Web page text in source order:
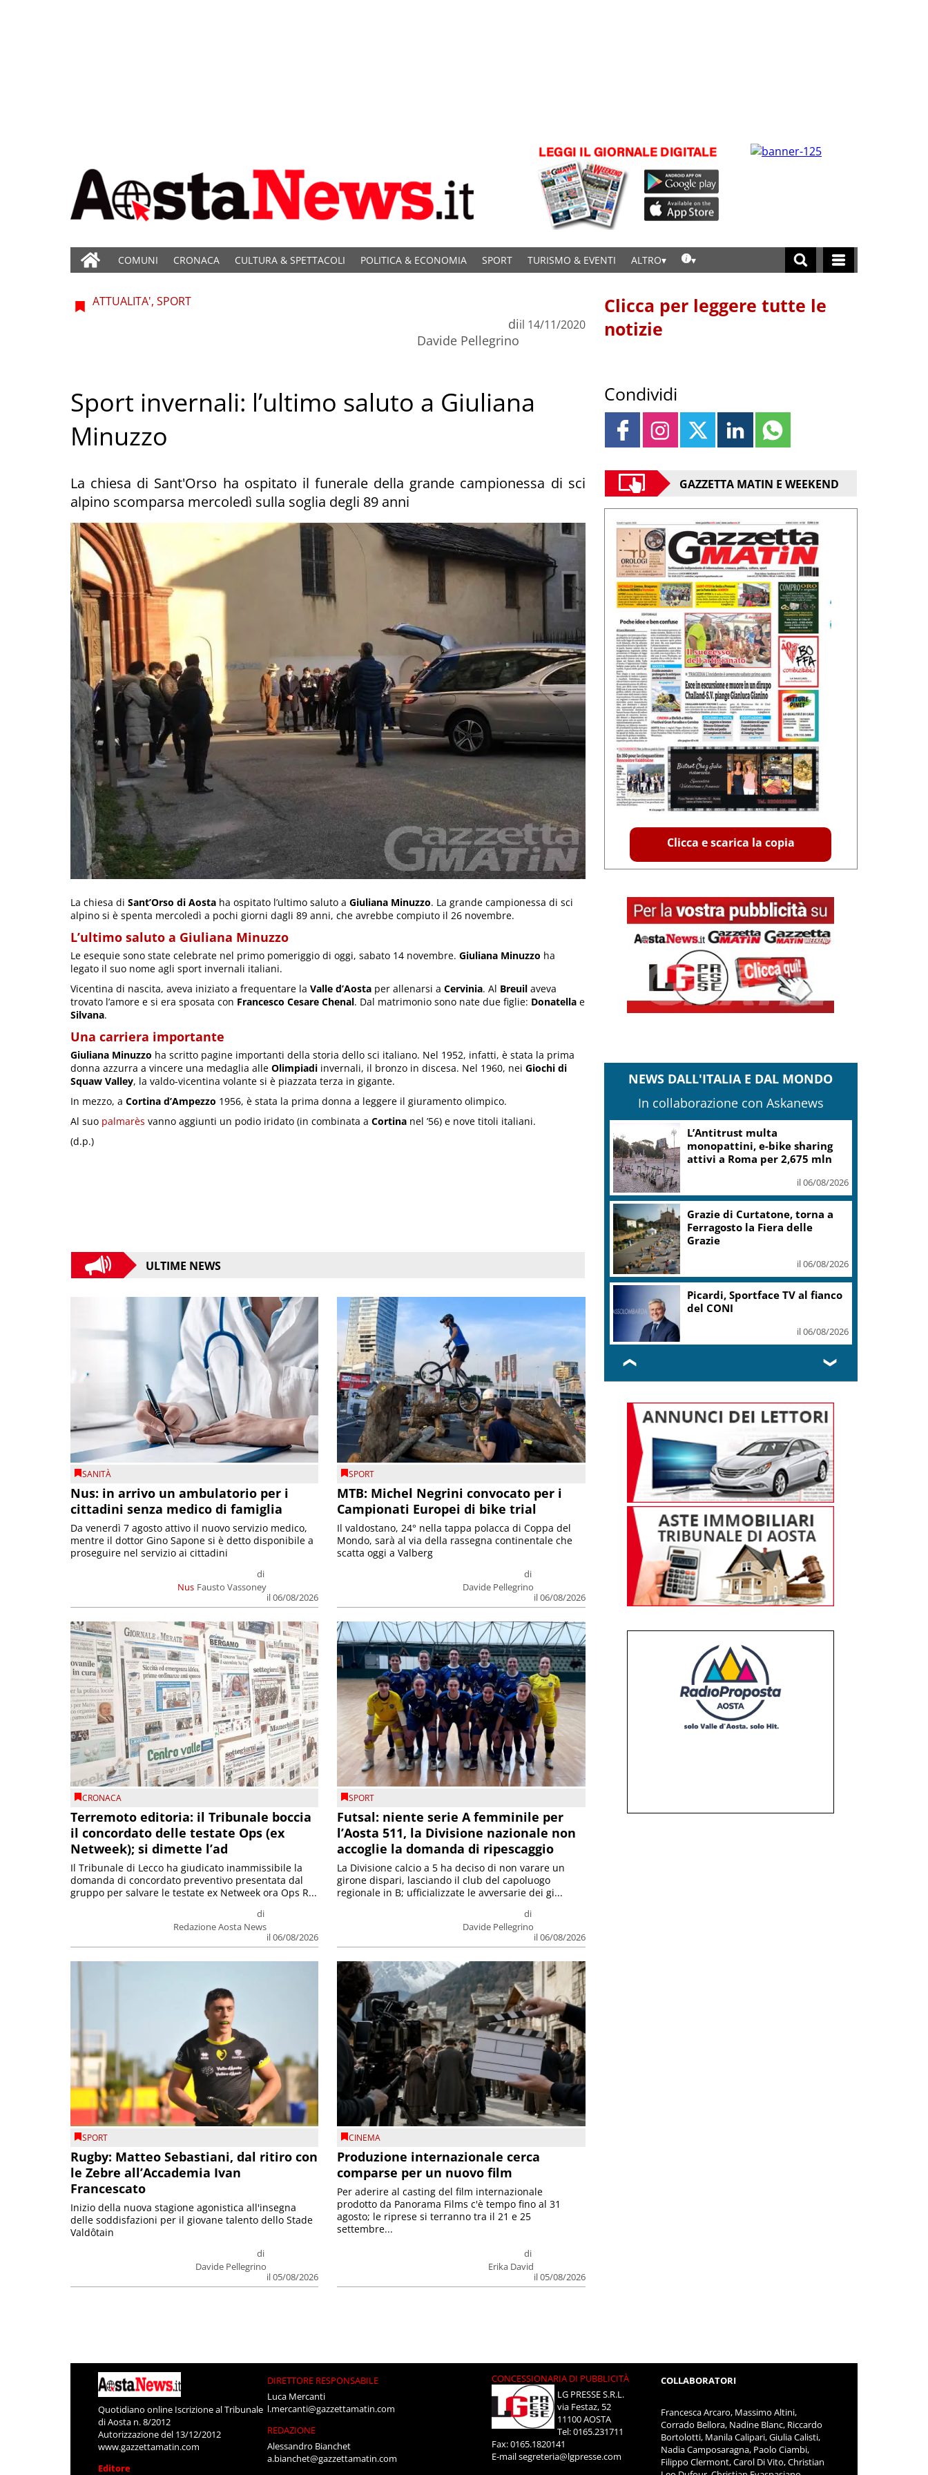
COMUNI CRONACA CULTURA & SPETTACOLI POLITICA & ECONOMIA SPORT TURISMO & EVENTI ALTRO
ATTUALITA', SPORT
di
Davide Pellegrino
il 14/11/2020
Sport invernali: l’ultimo saluto a Giuliana
Minuzzo
La chiesa di Sant'Orso ha ospitato il funerale della grande campionessa di sci
alpino scomparsa mercoledì sulla soglia degli 89 anni
La chiesa di Sant’Orso di Aosta ha ospitato l’ultimo saluto a Giuliana Minuzzo. La grande campionessa di sci
alpino si è spenta mercoledì a pochi giorni dagli 89 anni, che avrebbe compiuto il 26 novembre.
L’ultimo saluto a Giuliana Minuzzo
Le esequie sono state celebrate nel primo pomeriggio di oggi, sabato 14 novembre. Giuliana Minuzzo ha
legato il suo nome agli sport invernali italiani.
Vicentina di nascita, aveva iniziato a frequentare la Valle d’Aosta per allenarsi a Cervinia. Al Breuil aveva
trovato l’amore e si era sposata con Francesco Cesare Chenal. Dal matrimonio sono nate due figlie: Donatella e
Silvana.
Una carriera importante
Giuliana Minuzzo ha scritto pagine importanti della storia dello sci italiano. Nel 1952, infatti, è stata la prima
donna azzurra a vincere una medaglia alle Olimpiadi invernali, il bronzo in discesa. Nel 1960, nei Giochi di
Squaw Valley, la valdo-vicentina volante si è piazzata terza in gigante.
In mezzo, a Cortina d’Ampezzo 1956, è stata la prima donna a leggere il giuramento olimpico.
Al suo palmarès vanno aggiunti un podio iridato (in combinata a Cortina nel ’56) e nove titoli italiani.
(d.p.)
ULTIME NEWS
SANITÀ
Nus: in arrivo un ambulatorio per i
cittadini senza medico di famiglia
Nus
di
Fausto Vassoney
il 06/08/2026
Da venerdì 7 agosto attivo il nuovo servizio medico,
mentre il dottor Gino Sapone si è detto disponibile a
proseguire nel servizio ai cittadini
SPORT
MTB: Michel Negrini convocato per i
Campionati Europei di bike trial
di
Davide Pellegrino
il 06/08/2026
Il valdostano, 24° nella tappa polacca di Coppa del
Mondo, sarà al via della rassegna continentale che
scatta oggi a Valberg
CRONACA
Terremoto editoria: il Tribunale boccia
il concordato delle testate Ops (ex
Netweek); si dimette l’ad
di
Redazione Aosta News
il 06/08/2026
Il Tribunale di Lecco ha giudicato inammissibile la
domanda di concordato preventivo presentata dal
gruppo per salvare le testate ex Netweek ora Ops R...
SPORT
Futsal: niente serie A femminile per
l’Aosta 511, la Divisione nazionale non
accoglie la domanda di ripescaggio
di
Davide Pellegrino
il 06/08/2026
La Divisione calcio a 5 ha deciso di non varare un
girone dispari, lasciando il club del capoluogo
regionale in B; ufficializzate le avversarie dei gi...
SPORT
Rugby: Matteo Sebastiani, dal ritiro con
le Zebre all’Accademia Ivan
Francescato
di
Davide Pellegrino
il 05/08/2026
Inizio della nuova stagione agonistica all'insegna
delle soddisfazioni per il giovane talento dello Stade
Valdôtain
CINEMA
Produzione internazionale cerca
comparse per un nuovo film
di
Erika David
il 05/08/2026
Per aderire al casting del film internazionale
prodotto da Panorama Films c'è tempo fino al 31
agosto; le riprese si terranno tra il 21 e 25
settembre...
Clicca per leggere tutte le
notizie
Condividi
GAZZETTA MATIN E WEEKEND
Clicca e scarica la copia
NEWS DALL'ITALIA E DAL MONDO
In collaborazione con Askanews
L’Antitrust multa
monopattini, e-bike sharing
attivi a Roma per 2,675 mln
il 06/08/2026
Grazie di Curtatone, torna a
Ferragosto la Fiera delle
Grazie
il 06/08/2026
Picardi, Sportface TV al fianco
del CONI
il 06/08/2026
❮ ❯
Quotidiano online Iscrizione al Tribunale
di Aosta n. 8/2012
Autorizzazione del 13/12/2012
www.gazzettamatin.com
Editore
DIRETTORE RESPONSABILE
Luca Mercanti
l.mercanti@gazzettamatin.com
REDAZIONE
Alessandro Bianchet
a.bianchet@gazzettamatin.com
CONCESSIONARIA DI PUBBLICITÀ
LG PRESSE S.R.L.
via Festaz, 52
11100 AOSTA
Tel: 0165.231711
Fax: 0165.1820141
E-mailsegreteria@lgpresse.com
COLLABORATORI
Francesca Arcaro, Massimo Altini,
Corrado Bellora, Nadine Blanc, Riccardo
Bortolotti, Manila Calipari, Giulia Calisti,
Nadia Camposaragna, Paolo Ciambi,
Filippo Clermont, Carol Di Vito, Christian